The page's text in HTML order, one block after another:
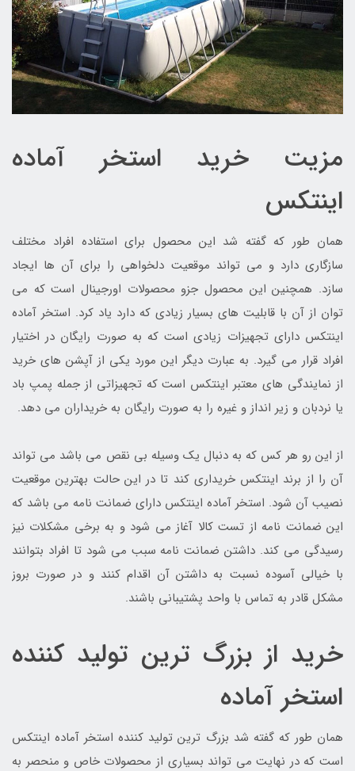
مزیت خرید استخر آماده
اینتکس
همان طور که گفته شد این محصول برای استفاده افراد مختلف
سازگاری دارد و می تواند موقعیت دلخواهی را برای آن ها ایجاد
سازد. همچنین این محصول جزو محصولات اورجینال است که می
توان از آن با قابلیت های بسیار زیادی که دارد یاد کرد. استخر آماده
اینتکس دارای تجهیزات زیادی است که به صورت رایگان در اختیار
افراد قرار می گیرد. به عبارت دیگر این مورد یکی از آپشن های خرید
از نمایندگی های معتبر اینتکس است که تجهیزاتی از جمله پمپ باد
یا نردبان و زیر انداز و غیره را به صورت رایگان به خریداران می دهد.
از این رو هر کس که به دنبال یک وسیله بی نقص می باشد می تواند
آن را از برند اینتکس خریداری کند تا در این حالت بهترین موقعیت
نصیب آن شود. استخر آماده اینتکس دارای ضمانت نامه می باشد که
این ضمانت نامه از تست کالا آغاز می شود و به برخی مشکلات نیز
رسیدگی می کند. داشتن ضمانت نامه سبب می شود تا افراد بتوانند
با خیالی آسوده نسبت به داشتن آن اقدام کنند و در صورت بروز
مشکل قادر به تماس با واحد پشتیبانی باشند.
خرید از بزرگ ترین تولید کننده
استخر آماده
همان طور که گفته شد بزرگ ترین تولید کننده استخر آماده اینتکس
است که در نهایت می تواند بسیاری از محصولات خاص و منحصر به